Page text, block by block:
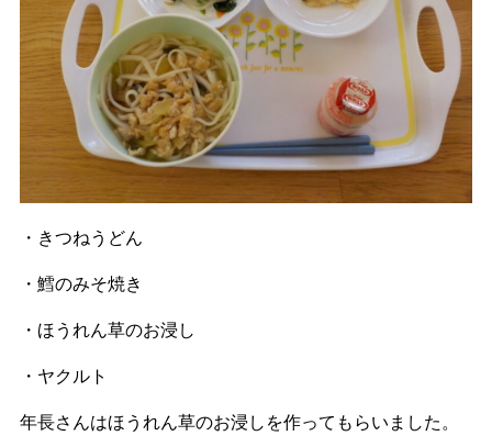
・きつねうどん
・鱈のみそ焼き
・ほうれん草のお浸し
・ヤクルト
年長さんはほうれん草のお浸しを作ってもらいました。